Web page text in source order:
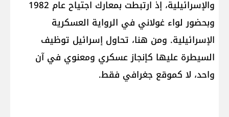
والإسرائيلية، إذ ارتبطت بمعارك اجتياح عام 1982
وبحضور لواء غولاني في الرواية العسكرية
الإسرائيلية. ومن هنا، تحاول إسرائيل توظيف
السيطرة عليها كإنجاز عسكري ومعنوي في آن
واحد، لا كموقع جغرافي فقط.